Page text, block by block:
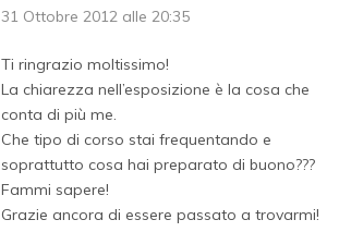
31 Ottobre 2012 alle 20:35
Ti ringrazio moltissimo!
La chiarezza nell’esposizione è la cosa che
conta di più me.
Che tipo di corso stai frequentando e
soprattutto cosa hai preparato di buono???
Fammi sapere!
Grazie ancora di essere passato a trovarmi!